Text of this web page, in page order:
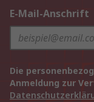
E-Mail-Anschrift
Die
Anmeldung zur